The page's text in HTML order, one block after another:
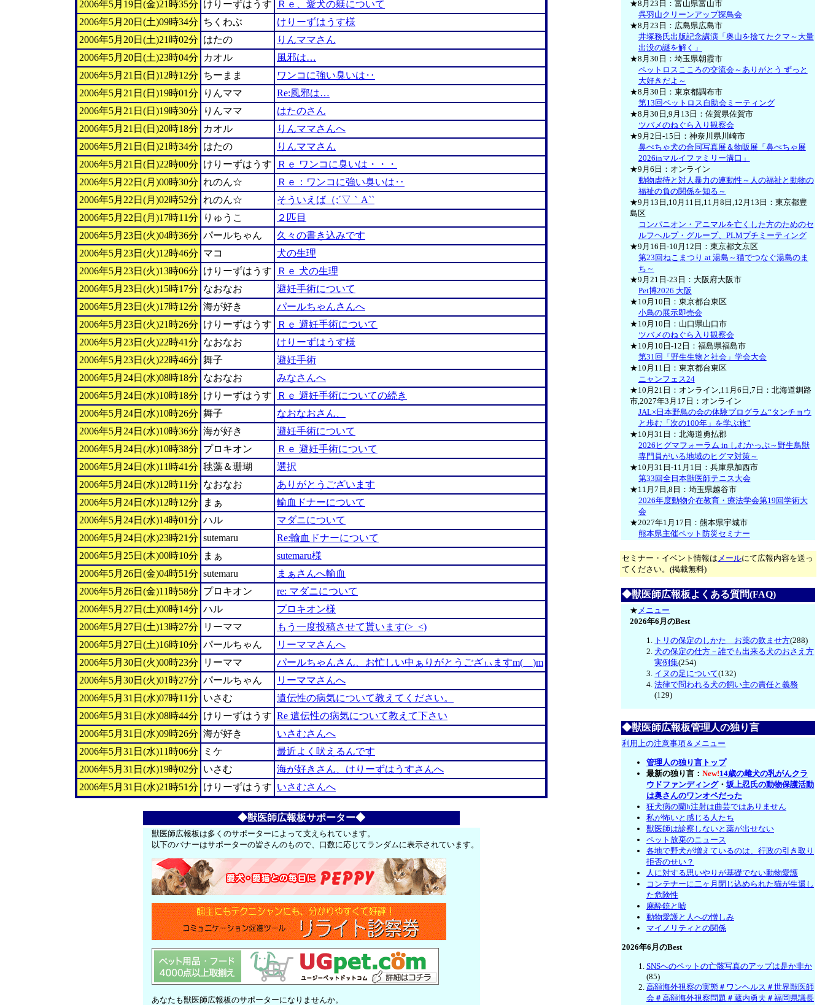
2006年5月19日(金)21時35分 けりーずはうす
Ｒｅ、愛犬の躾について
2006年5月20日(土)09時34分 ちくわぶ
けりーずはうす様
2006年5月20日(土)21時02分 はたの
りんママさん
2006年5月20日(土)23時04分
カオル
風邪は…
2006年5月21日(日)12時12分 ちーまま
ワンコに強い臭いは‥
2006年5月21日(日)19時01分
りんママ
Re:風邪は…
2006年5月21日(日)19時30分
りんママ
はたのさん
2006年5月21日(日)20時18分
カオル
りんママさんへ
2006年5月21日(日)21時34分 はたの
りんママさん
2006年5月21日(日)22時00分 けりーずはうす
Ｒｅ ワンコに臭いは・・・
2006年5月22日(月)00時30分 れのん☆
Ｒｅ：ワンコに強い臭いは‥
2006年5月22日(月)02時52分 れのん☆
そういえば（;´▽｀A``
2006年5月22日(月)17時11分
りゅうこ
２匹目
2006年5月23日(火)04時36分 パールちゃん
久々の書き込みです
2006年5月23日(火)12時46分 マコ
犬の生理
2006年5月23日(火)13時06分 けりーずはうす
Ｒｅ 犬の生理
2006年5月23日(火)15時17分 なおなお
避妊手術について
2006年5月23日(火)17時12分 海が好き
パールちゃんさんへ
2006年5月23日(火)21時26分 けりーずはうす
Ｒｅ 避妊手術について
2006年5月23日(火)22時41分 なおなお
けりーずはうす様
2006年5月23日(火)22時46分 舞子
避妊手術
2006年5月24日(水)08時18分 なおなお
みなさんへ
2006年5月24日(水)10時18分 けりーずはうす
Ｒｅ 避妊手術についての続き
2006年5月24日(水)10時26分 舞子
なおなおさん、
2006年5月24日(水)10時36分 海が好き
避妊手術について
2006年5月24日(水)10時38分 プロキオン
Ｒｅ 避妊手術について
2006年5月24日(水)11時41分 毬藻＆珊瑚
選択
2006年5月24日(水)12時11分 なおなお
ありがとうございます
2006年5月24日(水)12時12分
まぁ
輸血ドナーについて
2006年5月24日(水)14時01分 ハル
マダニについて
2006年5月24日(水)23時21分 sutemaru
Re:輸血ドナーについて
2006年5月25日(木)00時10分
まぁ
sutemaru様
2006年5月26日(金)04時51分 sutemaru
まぁさんへ輸血
2006年5月26日(金)11時58分 プロキオン
re: マダニについて
2006年5月27日(土)00時14分 ハル
プロキオン様
2006年5月27日(土)13時27分
リーママ
もう一度投稿させて貰います(>_<)
2006年5月27日(土)16時10分 パールちゃん
リーママさんへ
2006年5月30日(火)00時23分
リーママ
パールちゃんさん、お忙しい中ぁりがとうござぃますm(__)m
2006年5月30日(火)01時27分 パールちゃん
リーママさんへ
2006年5月31日(水)07時11分 いさむ
遺伝性の病気について教えてください。
2006年5月31日(水)08時44分 けりーずはうす Re 遺伝性の病気について教えて下さい
2006年5月31日(水)09時26分 海が好き
いさむさんへ
2006年5月31日(水)11時06分
ミケ
最近よく吠えるんです
2006年5月31日(水)19時02分 いさむ
海が好きさん、けりーずはうすさんへ
2006年5月31日(水)21時51分 けりーずはうす いさむさんへ
◆獣医師広報板サポーター◆
獣医師広報板は多くのサポーターによって支えられています。
以下のバナーはサポーターの皆さんのもので、口数に応じてランダムに表示されています。
あなたも獣医師広報板のサポーターになりませんか。
★8月23日：富山県富山市
呉羽山クリーンアップ探鳥会
★8月23日：広島県広島市
井塚務氏出版記念講演「奥山を捨てたクマ～大量
出没の謎を解く」
★8月30日：埼玉県朝霞市
ペットロスこころの交流会～ありがとう ずっと
大好きだよ～
★8月30日：東京都調布市
第13回ペットロス自助会ミーティング
★8月30日,9月13日：佐賀県佐賀市
ツバメのねぐら入り観察会
★9月2日-15日：神奈川県川崎市
鼻ぺちゃ犬の合同写真展＆物販展「鼻ぺちゃ展
2026inマルイファミリー溝口」
★9月6日：オンライン
動物虐待と対人暴力の連動性～人の福祉と動物の
福祉の負の関係を知る～
★9月13日,10月11日,11月8日,12月13日：東京都豊
島区
コンパニオン・アニマルを亡くした方のためのセ
ルフヘルプ・グループ、PLMプチミーティング
★9月16日-10月12日：東京都文京区
第23回ねこまつり at 湯島～猫でつなぐ湯島のま
ち～
★9月21日-23日：大阪府大阪市
Pet博2026 大阪
★10月10日：東京都台東区
小鳥の展示即売会
★10月10日：山口県山口市
ツバメのねぐら入り観察会
★10月10日-12日：福島県福島市
第31回「野生生物と社会」学会大会
★10月11日：東京都台東区
ニャンフェス24
★10月21日：オンライン,11月6日,7日：北海道釧路
市,2027年3月17日：オンライン
JAL×日本野鳥の会の体験プログラム“タンチョウ
と歩む「次の100年」を学ぶ旅”
★10月31日：北海道勇払郡
2026ヒグマフォーラム in しむかっぷ～野生鳥獣
専門員がいる地域のヒグマ対策～
★10月31日-11月1日：兵庫県加西市
第33回全日本獣医師テニス大会
★11月7日,8日：埼玉県越谷市
2026年度動物介在教育・療法学会第19回学術大
会
★2027年1月17日：熊本県宇城市
熊本県主催ペット防災セミナー
セミナー・イベント情報は メールにて広報内容を送っ
てください。(掲載無料)
◆獣医師広報板よくある質問(FAQ)
★ メニュー
2026年6月のBest
トリの保定のしかた お薬の飲ませ方(288)
犬の保定の仕方－誰でも出来る犬のおさえ方
実例集(254)
イヌの足について(132)
法律で問われる犬の飼い主の責任と義務
(129)
◆獣医師広報板管理人の独り言
利用上の注意事項＆メニュー
管理人の独り言トップ
最新の独り言： New!14歳の雌犬の乳がんクラ
ウドファンディング・坂上忍氏の動物保護活動
は奥さんのワンオペだった
狂犬病の蘭h注射は曲芸ではありません
私が怖いと感じる人たち
獣医師は診察しないと薬が出せない
ペット放棄のニュース
各地で野犬が増えているのは、行政の引き取り
拒否のせい？
人に対する思いやりが基礎でない動物愛護
コンテナーに二ヶ月閉じ込められた猫が生還し
た危険性
麻酔銃と嘘
動物愛護と人への憎しみ
マイノリティとの関係
2026年6月のBest
SNSへのペットの亡骸写真のアップは是か非か
(85)
高額海外視察の実態＃ワンヘルス＃世界獣医師
会＃高額海外視察問題＃蔵内勇夫＃福岡県議長